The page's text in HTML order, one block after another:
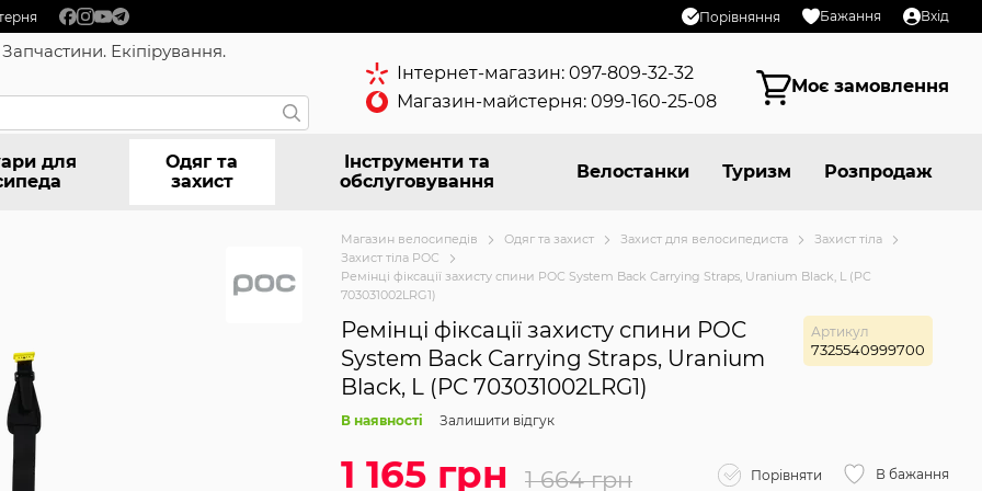
Порівняння Бажання Вхід
Екіпірування.
Інтернет-магазин: 097-809-32-32
Магазин-майстерня: 099-160-25-08
Моє замовлення
для
Одяг та
захист
Інструменти та
обслуговування
Велостанки Туризм Розпродаж
Магазин велосипедів Одяг та захист Захист для велосипедиста
Захист тіла
Захист тіла POC
Ремінці фіксації захисту спини POC System Back Carrying Straps, Uranium Black, L (PC
703031002LRG1)
Ремінці фіксації захисту спини POC
System Back Carrying Straps, Uranium
Black, L (PC 703031002LRG1)
Артикул
7325540999700
В наявності Залишити відгук
1 165 грн 1 664 грн Порівняти В бажання